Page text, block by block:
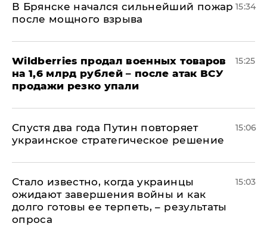
В Брянске начался сильнейший пожар
после мощного взрыва
15:34
​Wildberries продал военных товаров
на 1,6 млрд рублей – после атак ВСУ
продажи резко упали
15:25
Спустя два года Путин повторяет
украинское стратегическое решение
15:06
Стало известно, когда украинцы
ожидают завершения войны и как
долго готовы ее терпеть, – результаты
опроса
15:03